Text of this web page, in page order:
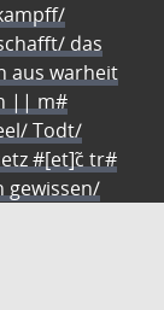
das
aus warheit
|| m#
Todt/
#[et]c̃ tr#
gewissen/